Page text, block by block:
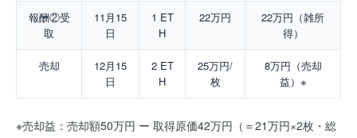
報酬②受
取
11月15
日
1 ET
H
22万円
22万円（雑所
得）
売却
12月15
日
2 ET
H
25万円/
枚
8万円（売却
益）※
※売却益：売却額50万円 ー 取得原価42万円（＝21万円×2枚・総